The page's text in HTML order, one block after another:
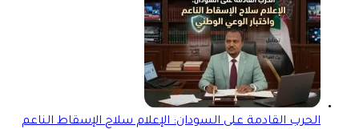
الحرب القادمة على السودان: الإعلام سلاح الإسقاط الناعم